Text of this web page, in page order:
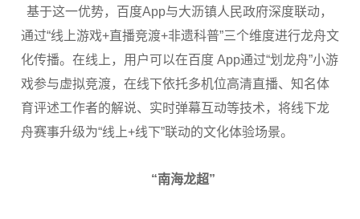
基于这一优势，百度App与大沥镇人民政府深度联动，
通过“线上游戏+直播竞渡+非遗科普”三个维度进行龙舟文
化传播。在线上，用户可以在百度 App通过“划龙舟”小游
戏参与虚拟竞渡，在线下依托多机位高清直播、知名体
育评述工作者的解说、实时弹幕互动等技术，将线下龙
舟赛事升级为“线上+线下”联动的文化体验场景。
“南海龙超”